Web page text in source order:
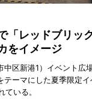
「レッドブリッ
をイメージ
区新港1）イベント広
テーマにした夏季限定
いる。